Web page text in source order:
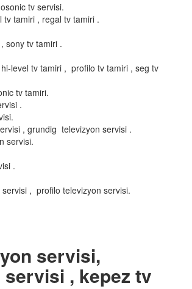
tv servisi.
tamiri , regal tv tamiri .
sony tv tamiri .
level tv tamiri , profilo tv tamiri , seg tv
tv tamiri.
.
, grundig televizyon servisi .
servisi.
.
, profilo televizyon servisi.
servisi,
, kepez tv